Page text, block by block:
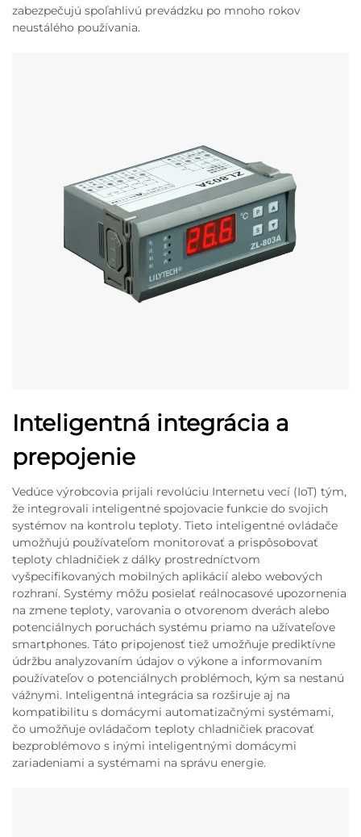
zabezpečujú spoľahlivú prevádzku po mnoho rokov
neustálého používania.
Inteligentná integrácia a
prepojenie
Vedúce výrobcovia prijali revolúciu Internetu vecí (IoT) tým,
že integrovali inteligentné spojovacie funkcie do svojich
systémov na kontrolu teploty. Tieto inteligentné ovládače
umožňujú používateľom monitorovať a prispôsobovať
teploty chladničiek z dálky prostredníctvom
vyšpecifikovaných mobilných aplikácií alebo webových
rozhraní. Systémy môžu posielať reálnocasové upozornenia
na zmene teploty, varovania o otvorenom dverách alebo
potenciálnych poruchách systému priamo na užívateľove
smartphones. Táto pripojenosť tiež umožňuje prediktívne
údržbu analyzovaním údajov o výkone a informovaním
používateľov o potenciálnych problémoch, kým sa nestanú
vážnymi. Inteligentná integrácia sa rozširuje aj na
kompatibilitu s domácymi automatizačnými systémami,
čo umožňuje ovládačom teploty chladničiek pracovať
bezproblémovo s inými inteligentnými domácymi
zariadeniami a systémami na správu energie.